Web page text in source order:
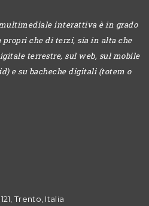
interattiva è in grado
che di terzi, sia in alta che
terrestre, sul web, sul mobile
e su bacheche digitali (totem o
Trento, Italia